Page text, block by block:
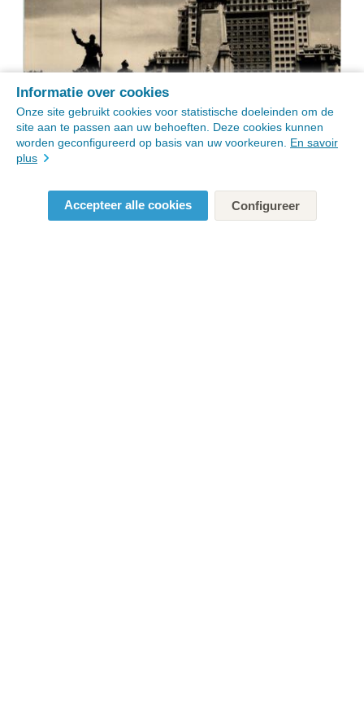
Informatie over cookies
Onze site gebruikt cookies voor statistische doeleinden om de
site aan te passen aan uw behoeften. Deze cookies kunnen
worden geconfigureerd op basis van uw voorkeuren. En savoir
plus
Accepteer alle cookies Configureer